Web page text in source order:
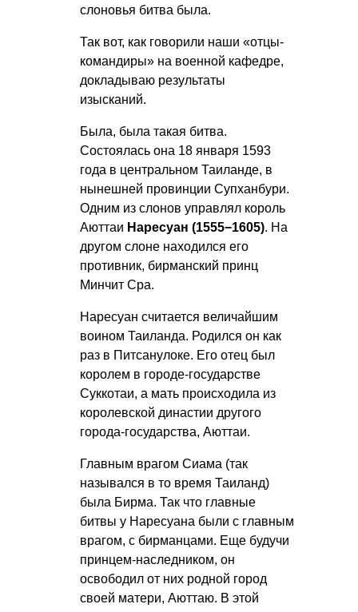
слоновья битва была.
Так вот, как говорили наши «отцы-
командиры» на военной кафедре,
докладываю результаты
изысканий.
Была, была такая битва.
Состоялась она 18 января 1593
года в центральном Таиланде, в
нынешней провинции Супханбури.
Одним из слонов управлял король
Аюттаи Наресуан (1555−1605). На
другом слоне находился его
противник, бирманский принц
Минчит Сра.
Наресуан считается величайшим
воином Таиланда. Родился он как
раз в Питсанулоке. Его отец был
королем в городе-государстве
Суккотаи, а мать происходила из
королевской династии другого
города-государства, Аюттаи.
Главным врагом Сиама (так
назывался в то время Таиланд)
была Бирма. Так что главные
битвы у Наресуана были с главным
врагом, с бирманцами. Еще будучи
принцем-наследником, он
освободил от них родной город
своей матери, Аюттаю. В этой